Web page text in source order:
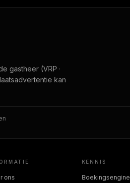
gastheer (VRP ·
kan
ons
KENNIS
Boekingsengine